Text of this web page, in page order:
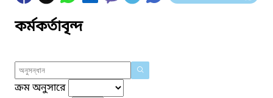
কর্মকর্তাবৃন্দ
ক্রম অনুসারে